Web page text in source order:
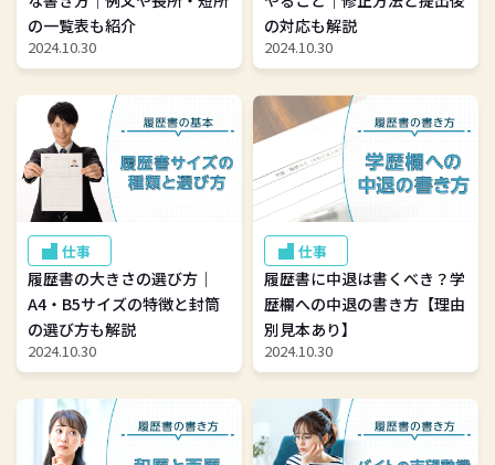
の一覧表も紹介
2024.10.30
の対応も解説
2024.10.30
仕事
履歴書の大きさの選び方｜
A4・B5サイズの特徴と封筒
の選び方も解説
2024.10.30
仕事
履歴書に中退は書くべき？学
歴欄への中退の書き方【理由
別見本あり】
2024.10.30